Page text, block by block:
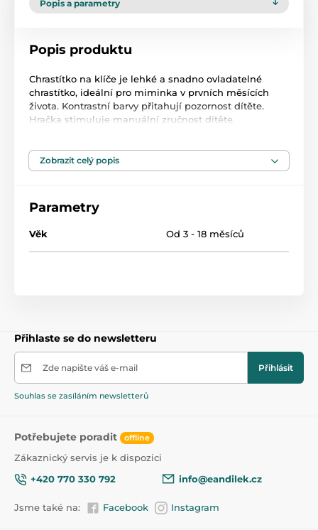
Popis a parametry
Popis produktu
Chrastítko na klíče je lehké a snadno ovladatelné
chrastítko, ideální pro miminka v prvních měsících
života. Kontrastní barvy přitahují pozornost dítěte.
Hračka stimuluje manuální zručnost dítěte.
Plastová a silikonová chrastítka a kousátka
Zobrazit celý popis
Parametry
Věk Od 3 - 18 měsíců
Přihlaste se do newsletteru
Zde napište váš e-mail Přihlásit
Souhlas se zasíláním newsletterů
Potřebujete poradit offline
Zákaznický servis je k dispozici
+420 770 330 792
info@eandilek.cz
Jsme také na: Facebook Instagram